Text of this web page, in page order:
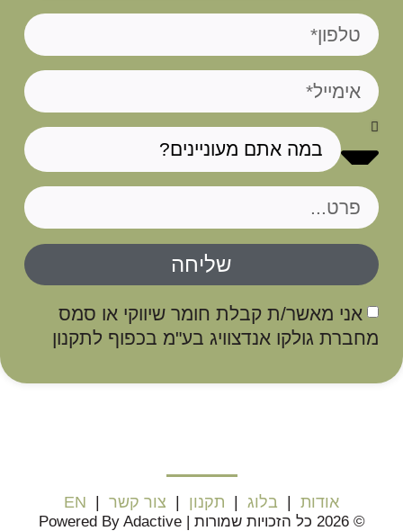
אני מאשר/ת קבלת חומר שיווקי או סמס
מחברת גולקו אנדצוויג בע"מ בכפוף לתקנון
שליחה
אודות | בלוג | תקנון | צור קשר |
EN
© 2026 כל הזכויות שמורות | Powered By Adactive